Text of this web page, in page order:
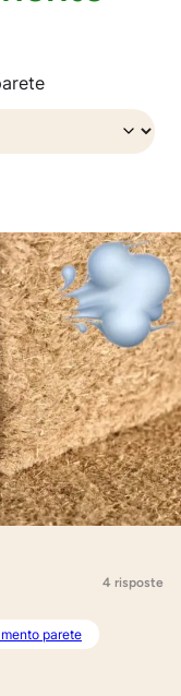
4 risposte
parete